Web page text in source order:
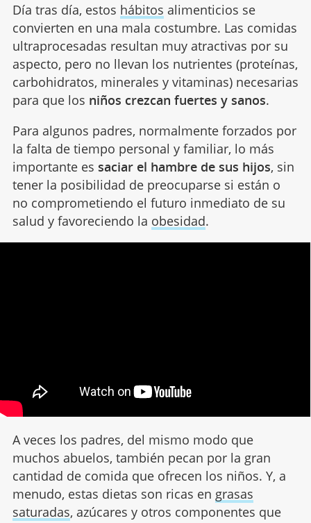
Día tras día, estos hábitos alimenticios se
convierten en una mala costumbre. Las comidas
ultraprocesadas resultan muy atractivas por su
aspecto, pero no llevan los nutrientes (proteínas,
carbohidratos, minerales y vitaminas) necesarias
para que los niños crezcan fuertes y sanos.
Para algunos padres, normalmente forzados por
la falta de tiempo personal y familiar, lo más
importante es saciar el hambre de sus hijos, sin
tener la posibilidad de preocuparse si están o
no comprometiendo el futuro inmediato de su
salud y favoreciendo la obesidad.
A veces los padres, del mismo modo que
muchos abuelos, también pecan por la gran
cantidad de comida que ofrecen los niños. Y, a
menudo, estas dietas son ricas en grasas
saturadas, azúcares y otros componentes que